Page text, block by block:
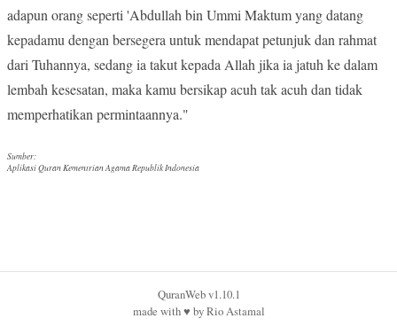
adapun orang seperti 'Abdullah bin Ummi Maktum yang datang
kepadamu dengan bersegera untuk mendapat petunjuk dan rahmat
dari Tuhannya, sedang ia takut kepada Allah jika ia jatuh ke dalam
lembah kesesatan, maka kamu bersikap acuh tak acuh dan tidak
memperhatikan permintaannya."
Sumber:
Aplikasi Quran Kementrian Agama Republik Indonesia
QuranWeb v1.10.1
made with♥︎ byRio Astamal